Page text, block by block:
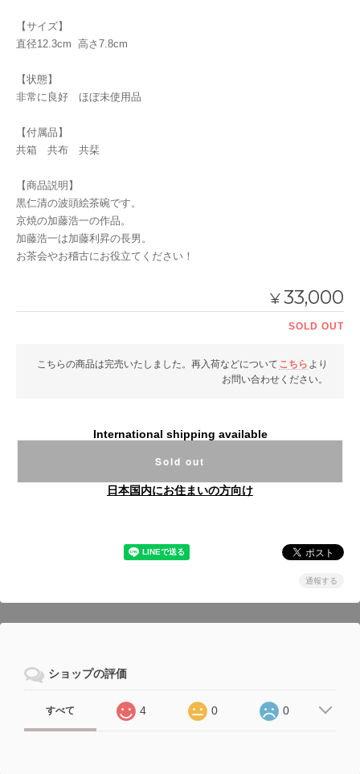
【サイズ】
直径12.3cm 高さ7.8cm
【状態】
非常に良好 ほぼ未使用品
【付属品】
共箱 共布 共栞
【商品説明】
黒仁清の波頭絵茶碗です。
京焼の加藤浩一の作品。
加藤浩一は加藤利昇の長男。
お茶会やお稽古にお役立てください！
¥33,000
SOLD OUT
こちらの商品は完売いたしました。再入荷などについて こちら より
お問い合わせください。
International shipping available
Sold out
日本国内にお住まいの方向け
通報する
ショップの評価
すべて 4 0 0